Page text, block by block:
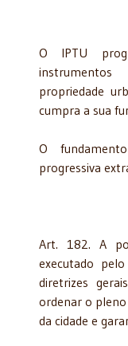
O IPTU
propriedade
cumpra a sua
O
progressiva
Art. 182. A
executado
diretrizes
ordenar o pleno
da cidade e